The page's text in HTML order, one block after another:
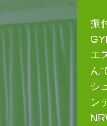
振
エ
ん
シ
ン